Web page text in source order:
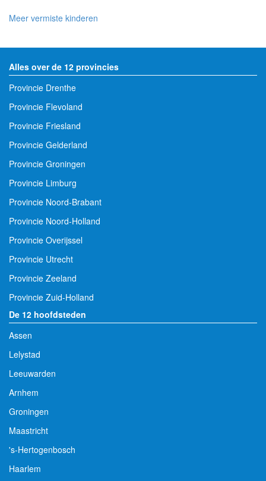
Meer vermiste kinderen
Alles over de 12 provincies
Provincie Drenthe
Provincie Flevoland
Provincie Friesland
Provincie Gelderland
Provincie Groningen
Provincie Limburg
Provincie Noord-Brabant
Provincie Noord-Holland
Provincie Overijssel
Provincie Utrecht
Provincie Zeeland
Provincie Zuid-Holland
De 12 hoofdsteden
Assen
Lelystad
Leeuwarden
Arnhem
Groningen
Maastricht
's-Hertogenbosch
Haarlem